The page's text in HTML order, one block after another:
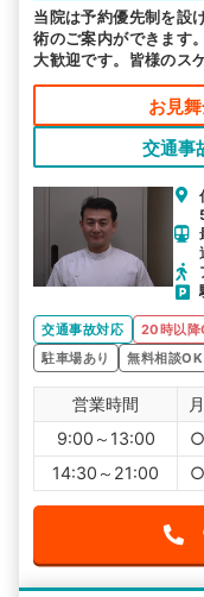
駅から探
当院は予約優先制を設
術のご案内ができます
大歓迎です。皆様のス
お見
交通事
交通事故対応 20時以降
駐車場あり
無料相談OK
営業時間 月
9:00～13:00
○
14:30～21:00
○